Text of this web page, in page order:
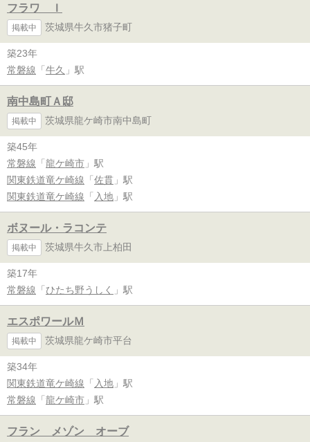
フラワ Ｉ
掲載中 茨城県牛久市猪子町
築23年
常磐線 「 牛久 」駅
南中島町Ａ邸
掲載中 茨城県龍ケ崎市南中島町
築45年
常磐線 「 龍ケ崎市 」駅
関東鉄道竜ケ崎線 「 佐貫 」駅
関東鉄道竜ケ崎線 「 入地 」駅
ボヌール・ラコンテ
掲載中 茨城県牛久市上柏田
築17年
常磐線 「 ひたち野うしく 」駅
エスポワールＭ
掲載中 茨城県龍ケ崎市平台
築34年
関東鉄道竜ケ崎線 「 入地 」駅
常磐線 「 龍ケ崎市 」駅
フラン メゾン オーブ